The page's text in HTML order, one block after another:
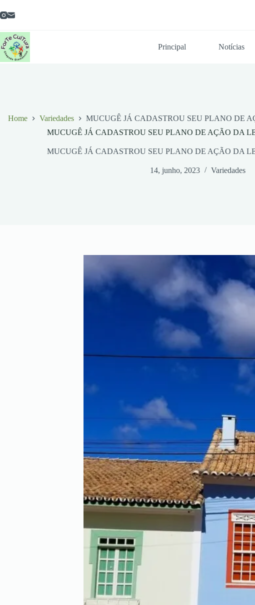
para
o
conteúdo
Principal Notícias
Home Variedades
MUCUGÊ JÁ CADASTROU SEU PLANO DE
MUCUGÊ JÁ CADASTROU SEU PLANO DE AÇÃO DA
MUCUGÊ JÁ CADASTROU SEU PLANO DE AÇÃO DA
14, junho, 2023 Variedades